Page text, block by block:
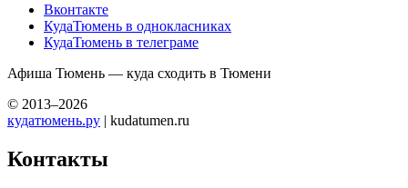
Вконтакте
КудаТюмень в однокласниках
КудаТюмень в телеграме
Афиша Тюмень — куда сходить в Тюмени
© 2013–2026
кудатюмень.ру | kudatumen.ru
Контакты